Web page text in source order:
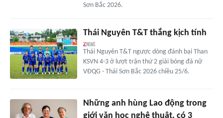
Sơn Bắc 2026.
Thái Nguyên T&T thắng kịch tính
Thái Nguyên T&T ngược dòng đánh bại Than
KSVN 4-3 ở lượt trận thứ 2 giải bóng đá nữ
VĐQG - Thái Sơn Bắc 2026 chiều 25/6.
Những anh hùng Lao động trong
giới văn học nghệ thuật, có 3